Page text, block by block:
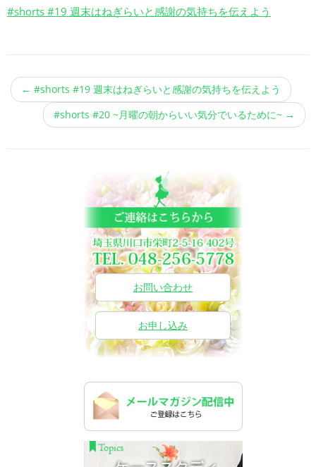
#shorts #19 週末はねぎらいと感謝の気持ちを伝えよう
← #shorts #19 週末はねぎらいと感謝の気持ちを伝えよう
#shorts #20 ~月曜の朝からいい気分でいるために~ →
お問い合わせ
お申し込み